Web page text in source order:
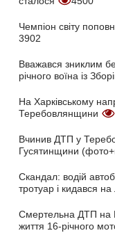
Чемпіон світу
3902
Вважався зниклим
річного воїна із
На Харківському
Теребовлянщини
Вчинив ДТП у
Гусятинщини
Скандал: водій
тротуар і кидався
Смертельна ДТП на
життя 16-річного